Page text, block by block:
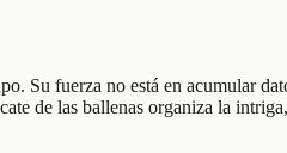
Su fuerza no está en acumular
de las ballenas organiza la